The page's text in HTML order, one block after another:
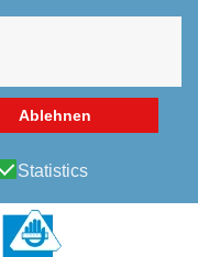
Ablehnen
Statistics